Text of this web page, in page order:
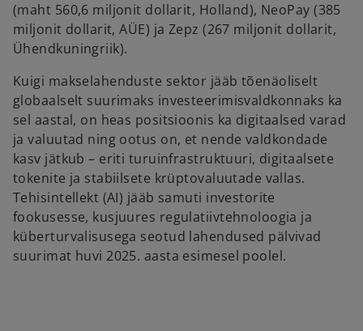
(maht 560,6 miljonit dollarit, Holland), NeoPay (385
miljonit dollarit, AÜE) ja Zepz (267 miljonit dollarit,
Ühendkuningriik).
Kuigi makselahenduste sektor jääb tõenäoliselt
globaalselt suurimaks investeerimisvaldkonnaks ka
sel aastal, on heas positsioonis ka digitaalsed varad
ja valuutad ning ootus on, et nende valdkondade
kasv jätkub – eriti turuinfrastruktuuri, digitaalsete
tokenite ja stabiilsete krüptovaluutade vallas.
Tehisintellekt (AI) jääb samuti investorite
fookusesse, kusjuures regulatiivtehnoloogia ja
küberturvalisusega seotud lahendused pälvivad
suurimat huvi 2025. aasta esimesel poolel.